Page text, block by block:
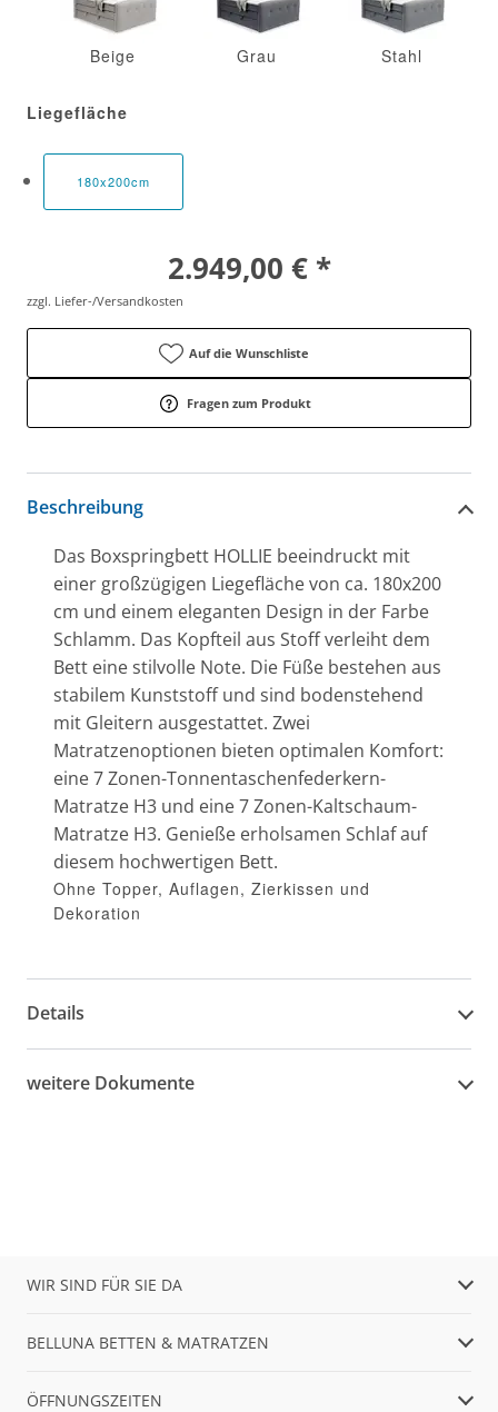
Beige Grau Stahl
Liegefläche
180x200cm
2.949,00 € *
zzgl. Liefer-/Versandkosten
Auf die Wunschliste
Fragen zum Produkt
Beschreibung
Das Boxspringbett HOLLIE beeindruckt mit
einer großzügigen Liegefläche von ca. 180x200
cm und einem eleganten Design in der Farbe
Schlamm. Das Kopfteil aus Stoff verleiht dem
Bett eine stilvolle Note. Die Füße bestehen aus
stabilem Kunststoff und sind bodenstehend
mit Gleitern ausgestattet. Zwei
Matratzenoptionen bieten optimalen Komfort:
eine 7 Zonen-Tonnentaschenfederkern-
Matratze H3 und eine 7 Zonen-Kaltschaum-
Matratze H3. Genieße erholsamen Schlaf auf
diesem hochwertigen Bett.
Ohne Topper, Auflagen, Zierkissen und
Dekoration
Details
weitere Dokumente
WIR SIND FÜR SIE DA
BELLUNA BETTEN & MATRATZEN
ÖFFNUNGSZEITEN